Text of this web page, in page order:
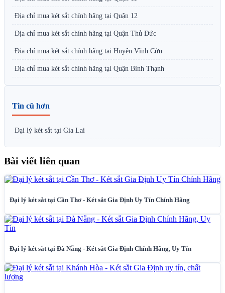
Địa chỉ mua két sắt chính hãng tại Quận 12
Địa chỉ mua két sắt chính hãng tại Quận Thủ Đức
Địa chỉ mua két sắt chính hãng tại Huyện Vĩnh Cửu
Địa chỉ mua két sắt chính hãng tại Quận Bình Thạnh
Tin cũ hơn
Đại lý két sắt tại Gia Lai
Bài viết liên quan
Đại lý két sắt tại Cần Thơ - Két sắt Gia Định Uy Tín Chính Hãng
Đại lý két sắt tại Đà Nẵng - Két sắt Gia Định Chính Hãng, Uy Tín